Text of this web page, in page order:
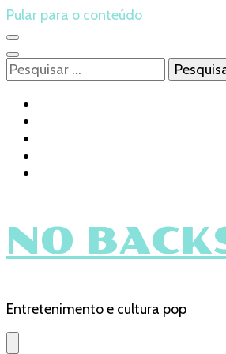
Pular para o conteúdo
Pesquisar
por:
NO
Entretenimento e cultura pop